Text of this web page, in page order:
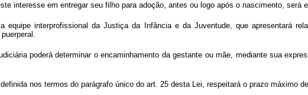
interesse em entregar seu filho para adoção, antes ou logo após o nascimento, será
equipe interprofissional da Justiça da Infância e da Juventude, que apresentará
poderá determinar o encaminhamento da gestante ou mãe, mediante sua
nos termos do parágrafo único do art. 25 desta Lei, respeitará o prazo máximo